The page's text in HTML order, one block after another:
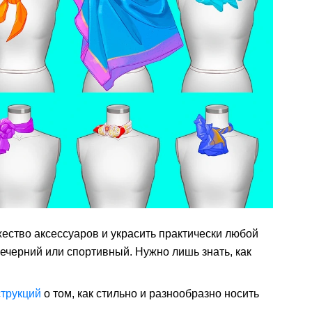
аксессуаров и украсить практически любой
или спортивный. Нужно лишь знать, как
о том, как стильно и разнообразно носить